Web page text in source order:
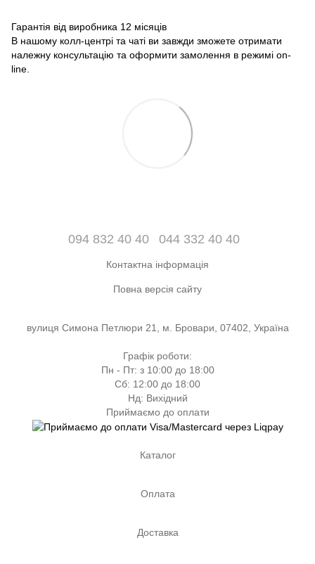
Гарантія від виробника 12 місяців
В нашому колл-центрі та чаті ви завжди зможете отримати
належну консультацію та оформити замолення в режимі on-
line.
094 832 40 40 044 332 40 40
Контактна інформація
Повна версія сайту
вулиця Симона Петлюри 21, м. Бровари, 07402, Україна
Графік роботи:
Пн - Пт: з 10:00 до 18:00
Сб: 12:00 до 18:00
Нд: Вихідний
Приймаємо до оплати
Каталог
Оплата
Доставка